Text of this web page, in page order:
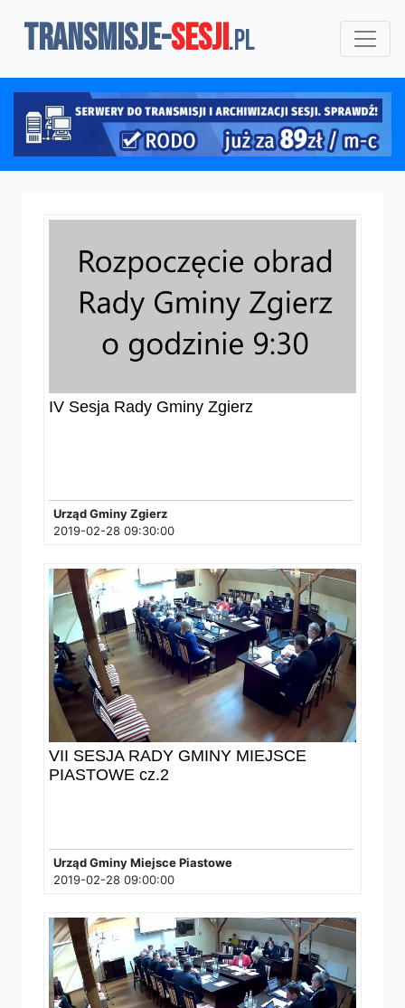
TRANSMISJE-SESJI.pl
IV Sesja Rady Gminy Zgierz
Urząd Gminy Zgierz
2019-02-28 09:30:00
VII SESJA RADY GMINY MIEJSCE
PIASTOWE cz.2
Urząd Gminy Miejsce Piastowe
2019-02-28 09:00:00